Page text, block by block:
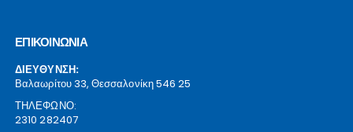
ΕΠΙΚΟΙΝΩΝΙΑ
ΔΙΕΥΘΥΝΣΗ:
Βαλαωρίτου 33, Θεσσαλονίκη 546 25
ΤΗΛΕΦΩΝΟ:
2310 282407